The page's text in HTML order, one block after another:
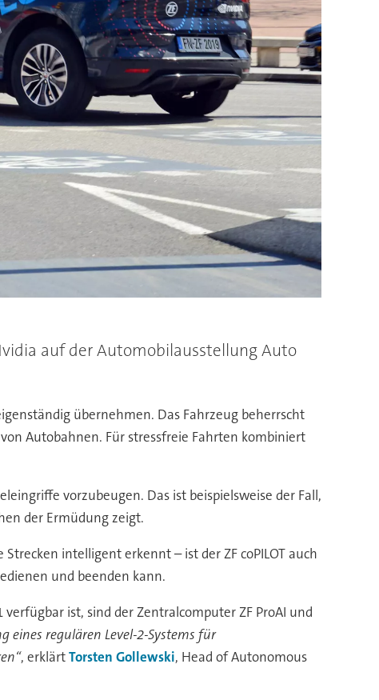
auf der Automobilausstellung Auto
übernehmen. Das Fahrzeug beherrscht
Autobahnen. Für stressfreie Fahrten kombiniert
vorzubeugen. Das ist beispielsweise der Fall,
der Ermüdung zeigt.
intelligent erkennt – ist der ZF coPILOT auch
und beenden kann.
ist, sind der Zentralcomputer ZF ProAI und
eines regulären Level-2-Systems für
, erklärtTorsten Gollewski, Head of Autonomous